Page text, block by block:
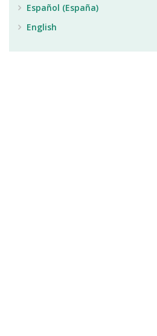
Español (España)
English